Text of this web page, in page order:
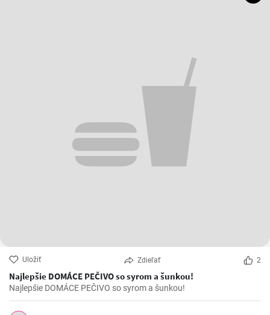
Uložiť Zdieľať 2
Najlepšie DOMÁCE PEČIVO so syrom a šunkou!
Najlepšie DOMÁCE PEČIVO so syrom a šunkou!